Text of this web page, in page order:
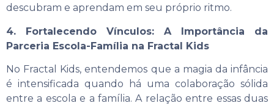
descubram e aprendam em seu próprio ritmo.
4. Fortalecendo Vínculos: A Importância da
Parceria Escola-Família na Fractal Kids
No Fractal Kids, entendemos que a magia da infância
é intensificada quando há uma colaboração sólida
entre a escola e a família. A relação entre essas duas